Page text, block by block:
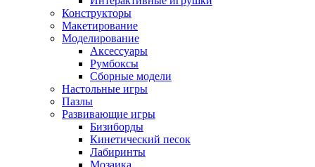
Конструкторы
Макетирование
Моделирование
Аксессуары
Румбоксы
Сборные модели
Настольные игры
Пазлы
Развивающие игры
Бизиборды
Кинетический песок
Лабиринты
Мозаика